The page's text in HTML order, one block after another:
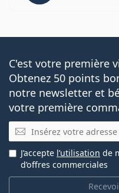
C'est votre première
Obtenez 50 points
notre newsletter et
votre première
E-mail
J’accepte l’utilisation de
d’offres commerciales